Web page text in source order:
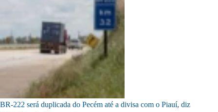
BR-222 será duplicada do Pecém até a divisa com o Piauí, diz